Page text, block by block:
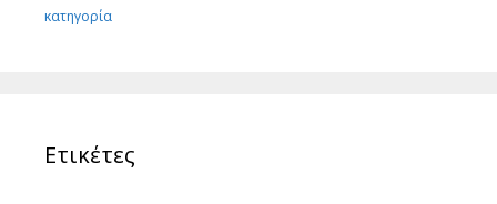
κατηγορία
Ετικέτες